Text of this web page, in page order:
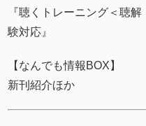
『聴くトレーニング＜聴
験対応』
【なんでも情報BOX】
新刊紹介ほか